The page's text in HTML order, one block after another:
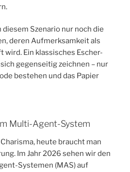
Szenario nur noch die
deren Aufmerksamkeit als
wird. Ein klassisches Escher-
gegenseitig zeichnen – nur
bestehen und das Papier
Multi-Agent-System
heute braucht man
Im Jahr 2026 sehen wir den
Systemen (MAS) auf